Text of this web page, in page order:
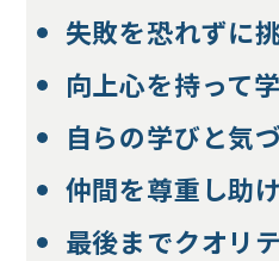
失敗を恐れずに
向上心を持って
自らの学びと気
仲間を尊重し助
最後までクオリ